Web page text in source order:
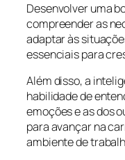
Desenvolver uma
compreender as
adaptar às
essenciais para
Além disso, a
habilidade de
emoções e as dos
para avançar na
ambiente de